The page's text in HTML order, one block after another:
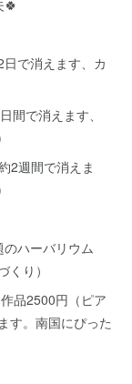
で消えます、カ
間で消えます、
2週間で消えま
ハーバリウム
り）
品2500円（ピア
す。南国にぴった